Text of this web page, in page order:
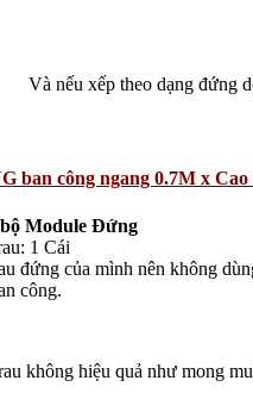
Và nếu xếp theo dạng đứng
công ngang 0.7M x Cao
Module Đứng
1 Cái
đứng của mình nên không
công.
không hiệu quả như mong